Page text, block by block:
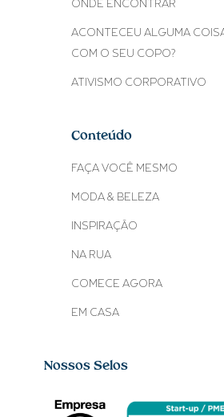
ONDE ENCONTRAR
ACONTECEU ALGUMA
COM O SEU COPO?
ATIVISMO CORPORATIVO
Conteúdo
FAÇA VOCÊ MESMO
MODA & BELEZA
INSPIRAÇÃO
NA RUA
COMECE AGORA
EM CASA
Nossos Selos